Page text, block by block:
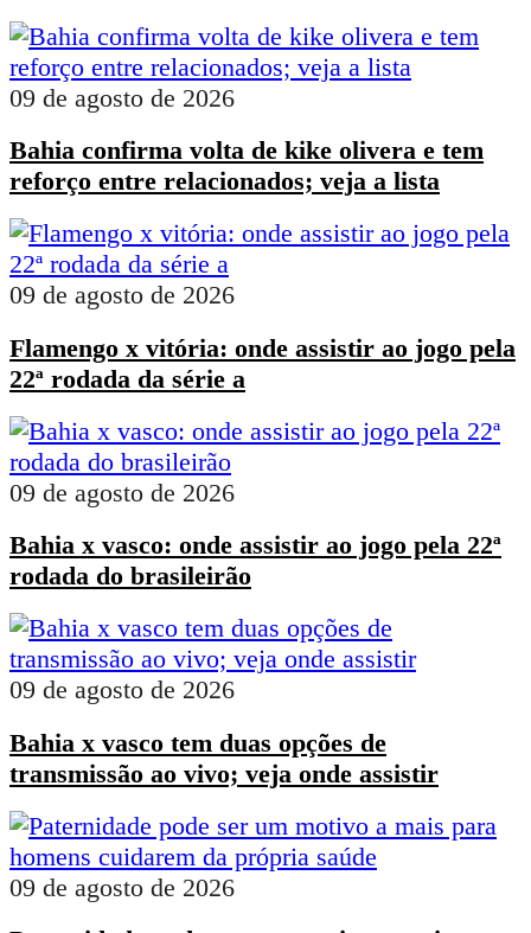
09 de agosto de 2026
Bahia confirma volta de kike olivera e tem
reforço entre relacionados; veja a lista
09 de agosto de 2026
Flamengo x vitória: onde assistir ao jogo pela
22ª rodada da série a
09 de agosto de 2026
Bahia x vasco: onde assistir ao jogo pela 22ª
rodada do brasileirão
09 de agosto de 2026
Bahia x vasco tem duas opções de
transmissão ao vivo; veja onde assistir
09 de agosto de 2026